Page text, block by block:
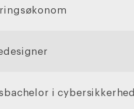
i cybersikkerhed